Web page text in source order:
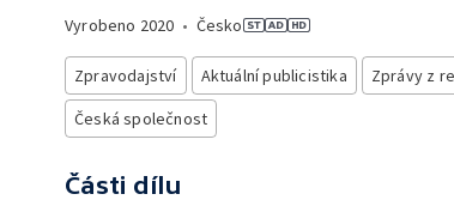
Vyrobeno 2020 • Česko
Zpravodajství Aktuální publicistika Zprávy z
Česká společnost
Části dílu